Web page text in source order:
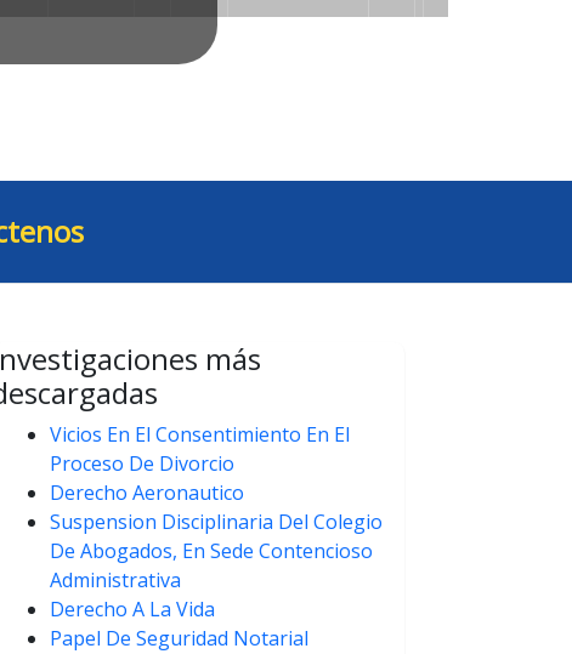
más
Vicios En El Consentimiento En El
Proceso De Divorcio
Derecho Aeronautico
Suspension Disciplinaria Del Colegio
De Abogados, En Sede Contencioso
Administrativa
Derecho A La Vida
Papel De Seguridad Notarial